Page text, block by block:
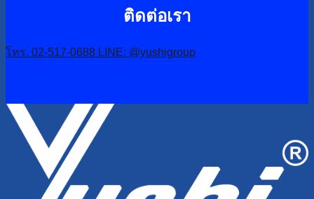
ติดต่อเรา
โทร. 02-517-0688 LINE: @yushigroup